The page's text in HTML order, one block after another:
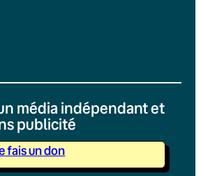
média indépendant et
publicité
fais un don